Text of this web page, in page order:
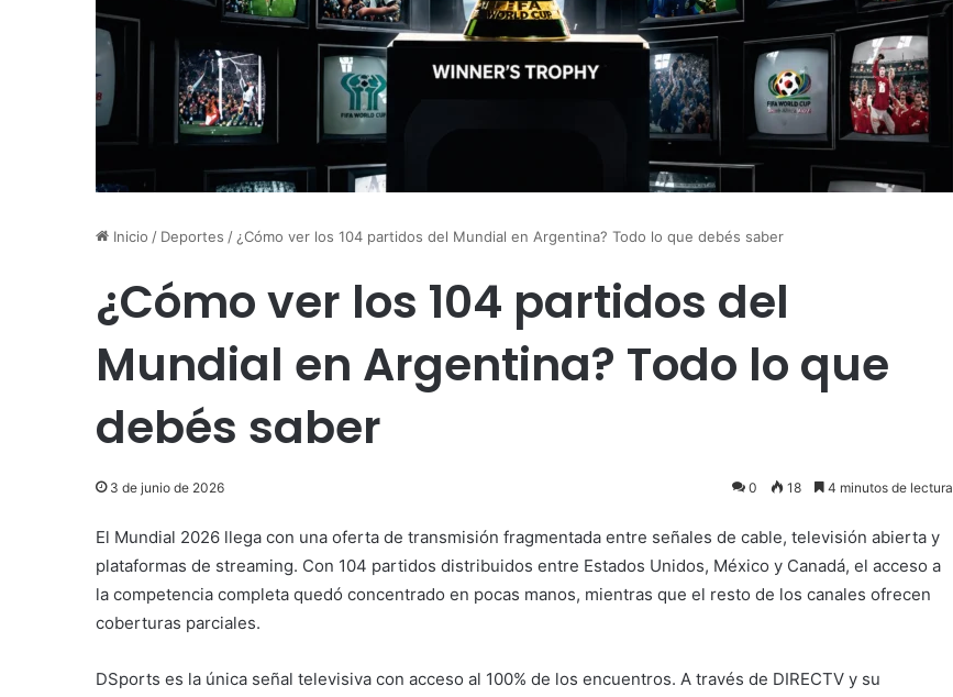
Inicio / Deportes / ¿Cómo ver los 104 partidos del Mundial en Argentina? Todo lo que debés saber
¿Cómo ver los 104 partidos del
Mundial en Argentina? Todo lo que
debés saber
3 de junio de 2026 0 18 4 minutos de lectura
El Mundial 2026 llega con una oferta de transmisión fragmentada entre señales de cable, televisión abierta y
plataformas de streaming. Con 104 partidos distribuidos entre Estados Unidos, México y Canadá, el acceso a
la competencia completa quedó concentrado en pocas manos, mientras que el resto de los canales ofrecen
coberturas parciales.
DSports es la única señal televisiva con acceso al 100% de los encuentros. A través de DIRECTV y su